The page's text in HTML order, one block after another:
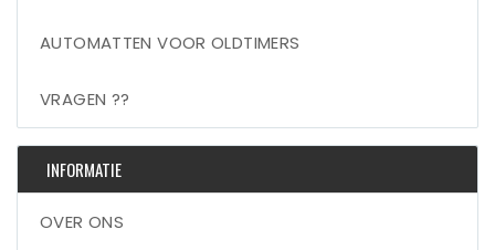
AUTOMATTEN VOOR OLDTIMERS
VRAGEN ??
INFORMATIE
OVER ONS